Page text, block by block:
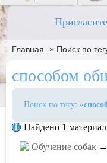
Главная » Поиск по
способом
Поиск по тегу: «
Найдено 1 материал
Обучение собак →